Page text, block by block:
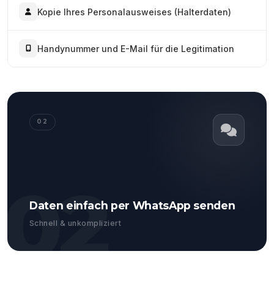
Kopie Ihres Personalausweises (Halterdaten)
Handynummer und E-Mail für die Legitimation
02
02
Daten einfach per WhatsApp senden
Schnell & unkompliziert